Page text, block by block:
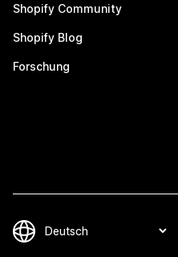
Shopify Community
Shopify Blog
Forschung